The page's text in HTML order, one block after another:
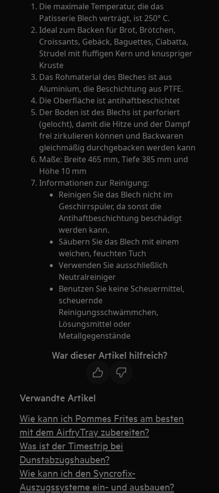
Die maximale Temperatur, die das
Patisserie Blech verträgt, ist 250° C.
Ideal zum Backen für Brot, Brötchen,
Croissants, Gebäck, Baguettes, Ciabatta,
Strudel mit fluffigen Kern und knuspriger
Kruste
Das Rohmaterial des Bleches ist aus
Aluminium, die Beschichtung aus PTFE.
Die Oberfläche ist antihaftbeschichtet
Der Boden ist des Blechs ist perforiert
(gelocht), damit die Hitze und der Dampf
frei zirkulieren können und Backwaren
gleichmäßig durchgebacken werden kann
Maße: Breite 465 mm, Tiefe 385 mm und
Höhe 10 mm
Informationen zur Reinigung:
Reinigen Sie das Blech nicht im
Geschirrspüler, da sonst die
Antihaftbeschichtung beschädigt
werden kann.
Säubern Sie das Blech mit einem
weichen, feuchten Tuch
Verwenden Sie ausschließlich
Neutralreiniger
Benutzen Sie keine Scheuermittel,
scheuernde
Reinigungsschwämmchen,
Lösungsmittel oder
Metallgegenstände
War dieser Artikel hilfreich?
Verwandte Artikel
Wie kann ich Pommes Frites am besten
mit dem AirfryTray zubereiten?
Was ist der Timestrip bei
Dunstabzugshauben?
Wie kann ich den Syncrofix-
Auszugssysteme ein- und ausbauen?